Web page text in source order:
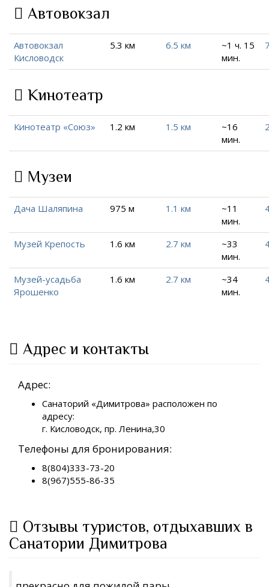
Автовокзал
Автовокзал
Кисловодск
5.3 км 6.5 км
~1 ч. 15
мин.
Кинотеатр
Кинотеатр «Союз» 1.2 км 1.5 км
~16
мин.
Музеи
Дача Шаляпина 975 м 1.1 км
~11
мин.
Музей Крепость 1.6 км 2.7 км
~33
мин.
Музей-усадьба
Ярошенко
1.6 км 2.7 км
~34
мин.
Адрес и контакты
Адрес:
Санаторий «Димитрова» расположен по
адресу:
г. Кисловодск, пр. Ленина,30
Телефоны для бронирования:
8(804)333-73-20
8(967)555-86-35
Отзывы туристов, отдыхавших в
Санатории Димитрова